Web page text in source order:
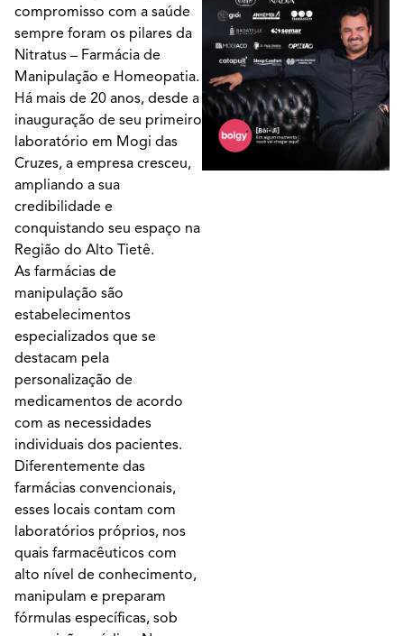
compromisso com a saúde
sempre foram os pilares da
Nitratus – Farmácia de
Manipulação e Homeopatia.
Há mais de 20 anos, desde a
inauguração de seu primeiro
laboratório em Mogi das
Cruzes, a empresa cresceu,
ampliando a sua
credibilidade e
conquistando seu espaço na
Região do Alto Tietê.
As farmácias de
manipulação são
estabelecimentos
especializados que se
destacam pela
personalização de
medicamentos de acordo
com as necessidades
individuais dos pacientes.
Diferentemente das
farmácias convencionais,
esses locais contam com
laboratórios próprios, nos
quais farmacêuticos com
alto nível de conhecimento,
manipulam e preparam
fórmulas específicas, sob